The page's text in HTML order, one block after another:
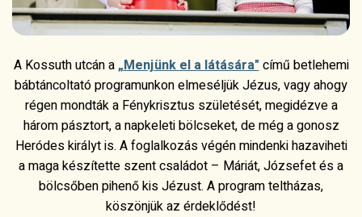
A Kossuth utcán a„Menjünk el a látására"című betlehemi
bábtáncoltató programunkon elmeséljük Jézus, vagy ahogy
régen mondták a Fénykrisztus születését, megidézve a
három pásztort, a napkeleti bölcseket, de még a gonosz
Heródes királyt is. A foglalkozás végén mindenki hazaviheti
a maga készítette szent családot – Máriát, Józsefet és a
bölcsőben pihenő kis Jézust. A program teltházas,
köszönjük az érdeklődést!